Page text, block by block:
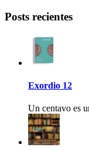
Posts recientes
Exordio 12
Un centavo es